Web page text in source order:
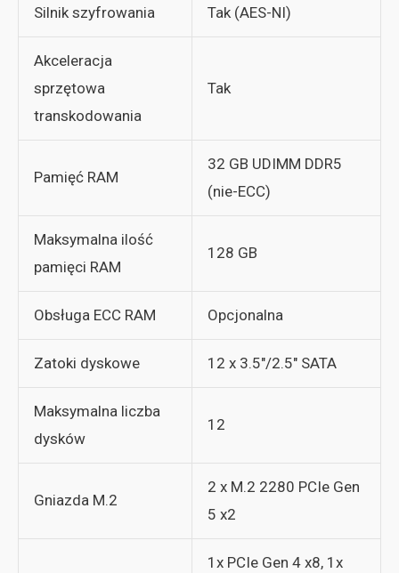
Silnik szyfrowania Tak (AES-NI)
Akceleracja
sprzętowa
transkodowania
Tak
Pamięć RAM
32 GB UDIMM DDR5
(nie-ECC)
Maksymalna ilość
pamięci RAM
128 GB
Obsługa ECC RAM Opcjonalna
Zatoki dyskowe 12 x 3.5″/2.5″ SATA
Maksymalna liczba
dysków
12
Gniazda M.2
2 x M.2 2280 PCIe Gen
5 x2
1x PCIe Gen 4 x8, 1x